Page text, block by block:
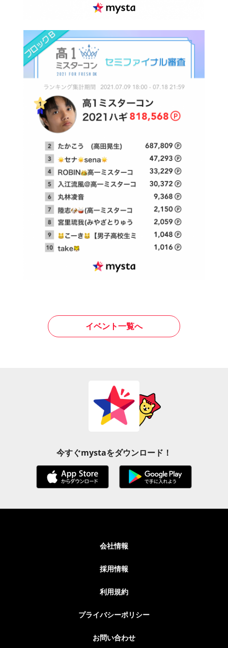
イベント一覧へ
今すぐmystaをダウンロード！
会社情報
採用情報
利用規約
プライバシーポリシー
お問い合わせ